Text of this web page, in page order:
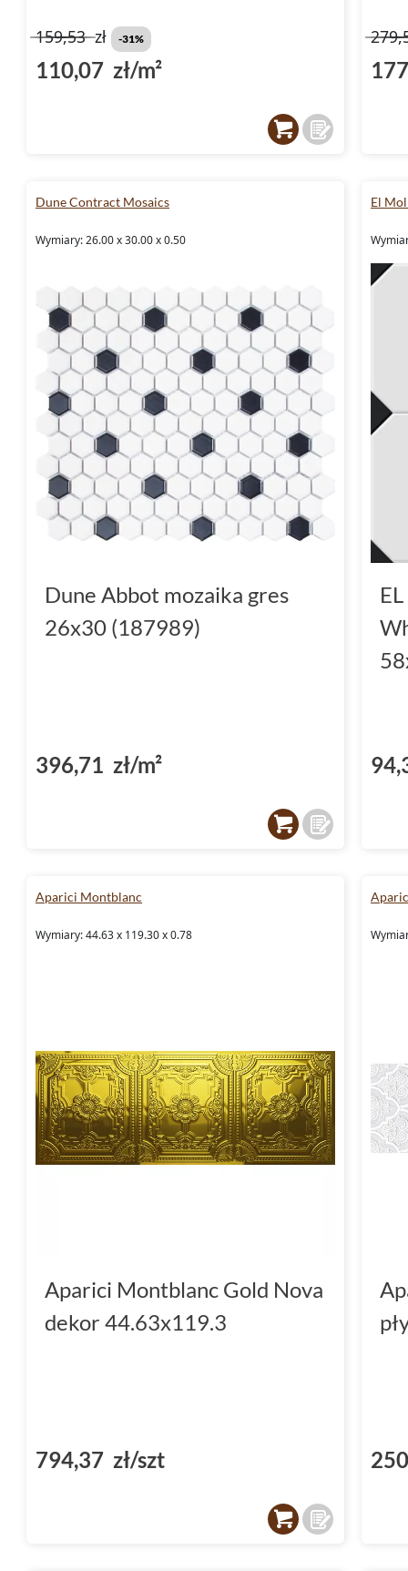
159,53zł -31%
110,07 zł/m²
Dune Contract Mosaics
Wymiary: 26.00 x 30.00 x 0.50
Dune Abbot mozaika gres
26x30 (187989)
396,71 zł/m²
El
Aparici Montblanc
Wymiary: 44.63 x 119.30 x 0.78
Aparici Montblanc Gold Nova
dekor 44.63x119.3
794,37 zł/szt